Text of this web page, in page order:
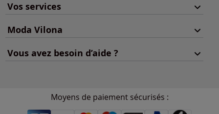
Vos services
Moda Vilona
Vous avez besoin d’aide ?
Moyens de paiement sécurisés :